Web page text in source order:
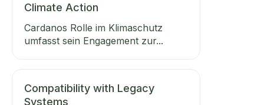
Climate Action
Cardanos Rolle im Klimaschutz
umfasst sein Engagement zur...
Compatibility with Legacy
Systems